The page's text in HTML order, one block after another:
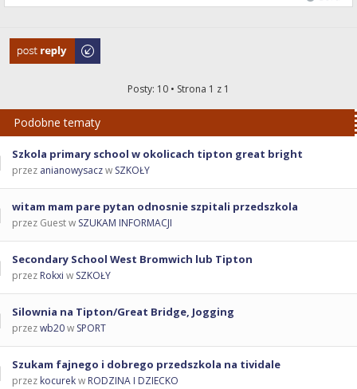
Odpowiedz
Posty: 10 • Strona 1 z 1
Podobne tematy
Szkola primary school w okolicach tipton great bright
przez anianowysaczw SZKOŁY
witam mam pare pytan odnosnie szpitali przedszkola
przez Guest w SZUKAM INFORMACJI
Secondary School West Bromwich lub Tipton
przez Rokxi w SZKOŁY
Silownia na Tipton/Great Bridge, Jogging
przezwb20w SPORT
Szukam fajnego i dobrego przedszkola na tividale
przez kocurekw RODZINA I DZIECKO